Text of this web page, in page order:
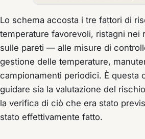
Lo schema accosta i tre fattori di
temperature favorevoli, ristagni nei
sulle pareti — alle misure di
gestione delle temperature,
campionamenti periodici. È questa
guidare sia la valutazione del
la verifica di ciò che era stato
stato effettivamente fatto.